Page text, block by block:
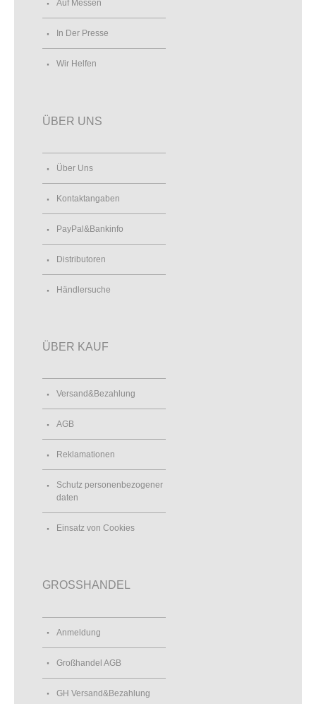
Auf Messen
In Der Presse
Wir Helfen
ÜBER UNS
Über Uns
Kontaktangaben
PayPal&Bankinfo
Distributoren
Händlersuche
ÜBER KAUF
Versand&Bezahlung
AGB
Reklamationen
Schutz personenbezogener
daten
Einsatz von Cookies
GROSSHANDEL
Anmeldung
Großhandel AGB
GH Versand&Bezahlung